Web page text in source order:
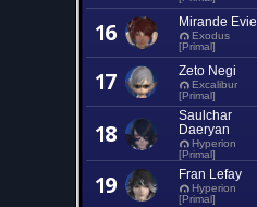
16 Mirande Evie
Exodus
[Primal]
17 Zeto Negi
Excalibur
[Primal]
18
Saulchar
Daeryan
Hyperion
[Primal]
19 Fran Lefay
Hyperion
[Primal]